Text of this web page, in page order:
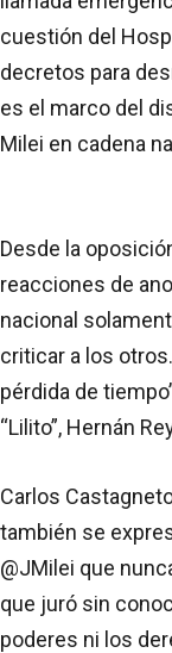
cuestión del
decretos para
es el marco del
Milei en cadena
Desde la
reacciones de
nacional
criticar a los
pérdida de
“Lilito”, Hernán
Carlos
también se
@JMilei que
que juró sin
poderes ni los